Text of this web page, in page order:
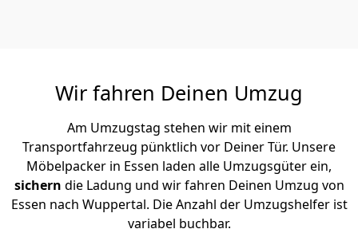
Wir fahren Deinen Umzug
Am Umzugstag stehen wir mit einem
Transportfahrzeug pünktlich vor Deiner Tür. Unsere
Möbelpacker in Essen laden alle Umzugsgüter ein,
sichern die Ladung und wir fahren Deinen Umzug von
Essen nach Wuppertal. Die Anzahl der Umzugshelfer ist
variabel buchbar.